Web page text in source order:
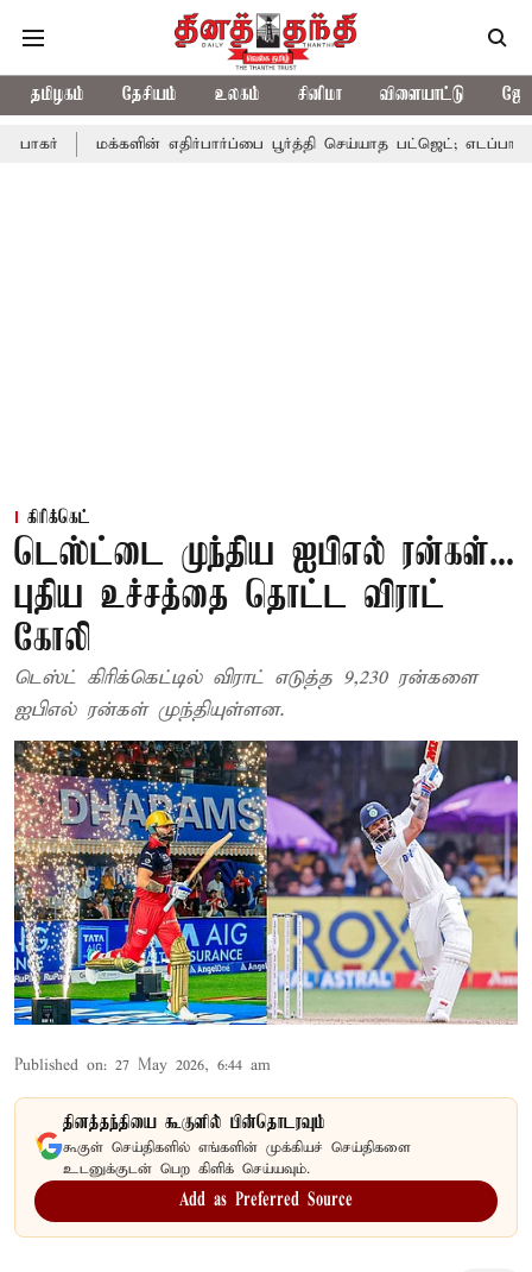
தமிழகம் தேசியம் உலகம் சினிமா விளையாட்டு
எதிர்பார்ப்பை பூர்த்தி செய்யாத பட்ஜெட்; எடப்பாடி பழனிசாமி
கிரிக்கெட்
டெஸ்ட்டை முந்திய ஐபிஎல் ரன்கள்...
புதிய உச்சத்தை தொட்ட விராட்
கோலி
டெஸ்ட் கிரிக்கெட்டில் விராட் எடுத்த 9,230 ரன்களை
ஐபிஎல் ரன்கள் முந்தியுள்ளன.
Published on: 27 May 2026, 6:44 am
தினத்தந்தியை கூகுளில் பின்தொடரவும்
கூகுள் செய்திகளில் எங்களின் முக்கியச் செய்திகளை
உடனுக்குடன் பெற கிளிக் செய்யவும்.
Add as Preferred Source